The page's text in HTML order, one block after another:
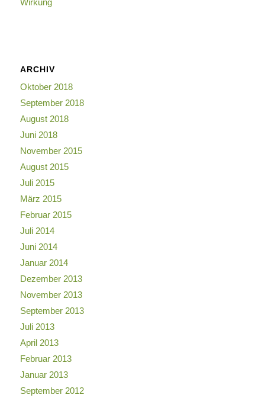
Wirkung
ARCHIV
Oktober 2018
September 2018
August 2018
Juni 2018
November 2015
August 2015
Juli 2015
März 2015
Februar 2015
Juli 2014
Juni 2014
Januar 2014
Dezember 2013
November 2013
September 2013
Juli 2013
April 2013
Februar 2013
Januar 2013
September 2012